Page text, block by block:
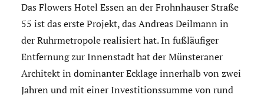
Das Flowers Hotel Essen an der Frohnhauser Straße
55 ist das erste Projekt, das Andreas Deilmann in
der Ruhrmetropole realisiert hat. In fußläufiger
Entfernung zur Innenstadt hat der Münsteraner
Architekt in dominanter Ecklage innerhalb von zwei
Jahren und mit einer Investitionssumme von rund